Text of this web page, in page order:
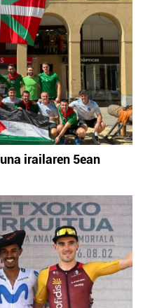
irailaren 5ean